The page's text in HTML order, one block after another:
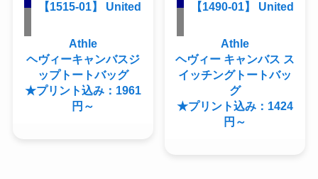
【1515-01】 United
Athle
ヘヴィーキャンバスジ
ップトートバッグ
★プリント込み：1961
円～
【1490-01】 United
Athle
ヘヴィー キャンバス ス
イッチングトートバッ
グ
★プリント込み：1424
円～